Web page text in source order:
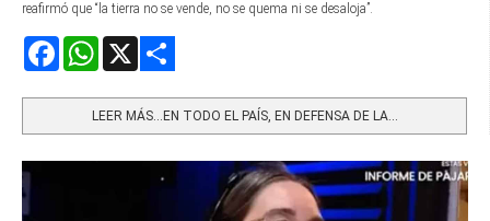
reafirmó que “la tierra no se vende, no se quema ni se desaloja”.
FacebookWhatsApp
LEER MÁS…EN TODO EL PAÍS, EN DEFENSA DE LA...